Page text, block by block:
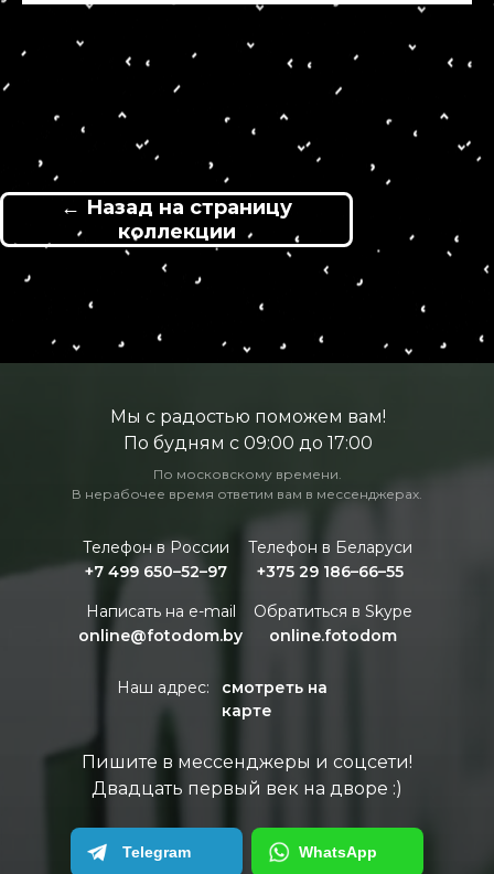
← Назад на страницу
коллекции
WhatsApp
Telegram
Мы с радостью поможем вам!
По будням с 09:00 до 17:00
По московскому времени.
В нерабочее время ответим вам в мессенджерах.
Пишите в мессенджеры и соцсети!
Двадцать первый век на дворе :)
Телефон в России
+7 499 650–52–97
Телефон в Беларуси
+375 29 186–66–55
Написать на e-mail
online@fotodom.by
Обратиться в Skype
online.fotodom
Наш адрес:
смотреть на
карте